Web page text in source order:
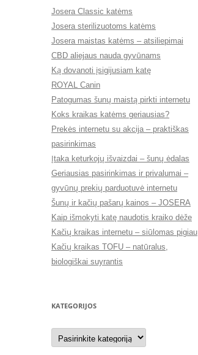
Josera Classic katėms
Josera sterilizuotoms katėms
Josera maistas katėms – atsiliepimai
CBD aliejaus nauda gyvūnams
Ką dovanoti įsigijusiam katę
ROYAL Canin
Patogumas šunų maistą pirkti internetu
Koks kraikas katėms geriausias?
Prekės internetu su akcija – praktiškas
pasirinkimas
Įtaka keturkojų išvaizdai – šunų ėdalas
Geriausias pasirinkimas ir privalumai –
gyvūnų prekių parduotuvė internetu
Šunų ir kačių pašarų kainos – JOSERA
Kaip išmokyti katę naudotis kraiko dėže
Kačių kraikas internetu – siūlomas pigiau
Kačių kraikas TOFU – natūralus,
biologiškai suyrantis
KATEGORIJOS
Kategorijos